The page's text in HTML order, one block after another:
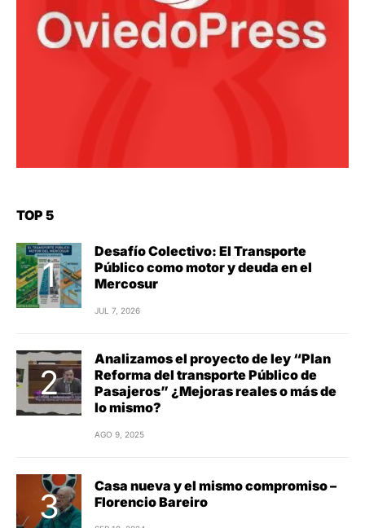
TOP 5
Desafío Colectivo: El Transporte
Público como motor y deuda en el
Mercosur
JUL 7, 2026
Analizamos el proyecto de ley “Plan
Reforma del transporte Público de
Pasajeros” ¿Mejoras reales o más de
lo mismo?
AGO 9, 2025
Casa nueva y el mismo compromiso –
Florencio Bareiro